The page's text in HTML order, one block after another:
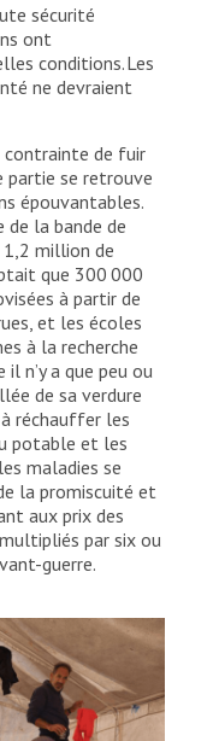
sécurité
ont
conditions. Les
ne devraient
contrainte de fuir
partie se retrouve
épouvantables.
la bande de
1,2 million de
que 300 000
à partir de
et les écoles
à la recherche
il n’y a que peu ou
de sa verdure
réchauffer les
potable et les
maladies se
la promiscuité et
aux prix des
par six ou
guerre.